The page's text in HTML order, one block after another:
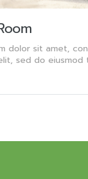
dolor sit amet,
sed do eiusmod